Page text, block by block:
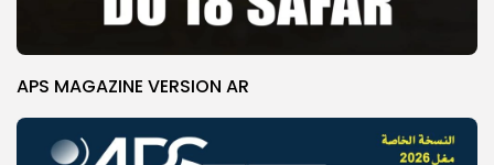
APS MAGAZINE VERSION AR